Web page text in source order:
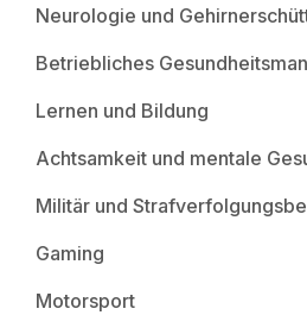
Neurologie und
Betriebliches
Lernen und Bildung
Achtsamkeit und mentale
Militär und
Gaming
Motorsport